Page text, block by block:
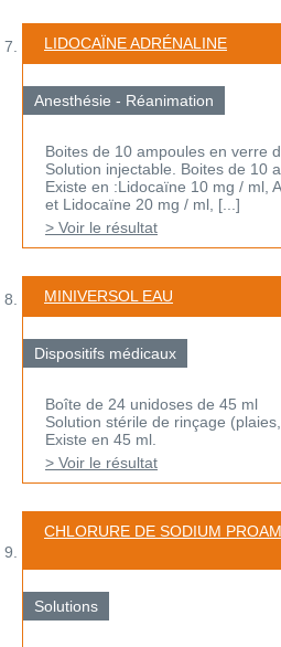
LIDOCAÏNE ADRÉNALINE
Anesthésie - Réanimation
Boites de 10 ampoules en verre
Solution injectable. Boites de 10
Existe en :Lidocaïne 10 mg / ml,
et Lidocaïne 20 mg / ml, [...]
> Voir le résultat
MINIVERSOL EAU
Dispositifs médicaux
Boîte de 24 unidoses de 45 ml
Solution stérile de rinçage
Existe en 45 ml.
> Voir le résultat
CHLORURE DE SODIUM
Solutions